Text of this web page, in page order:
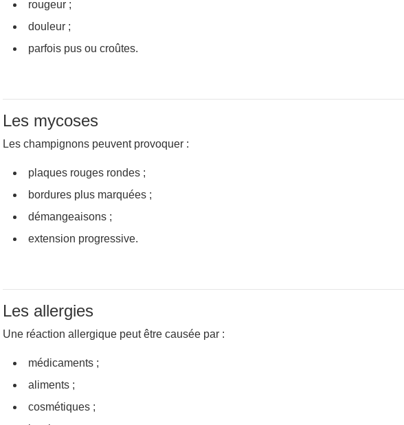
rougeur ;
douleur ;
parfois pus ou croûtes.
Les mycoses
Les champignons peuvent provoquer :
plaques rouges rondes ;
bordures plus marquées ;
démangeaisons ;
extension progressive.
Les allergies
Une réaction allergique peut être causée par :
médicaments ;
aliments ;
cosmétiques ;